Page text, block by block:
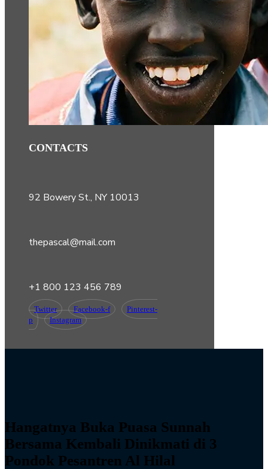
CONTACTS
92 Bowery St., NY 10013
thepascal@mail.com
+1 800 123 456 789
Twitter Facebook-f
Pinterest-
p
Instagram
Hangatnya Buka Puasa Sunnah
Bersama Kembali Dinikmati di 3
Pondok Pesantren Al Hilal